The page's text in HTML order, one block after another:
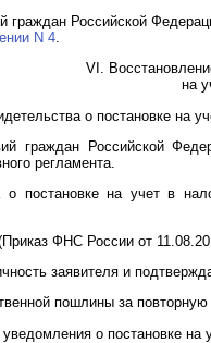
граждан Российской
N 4.
VI.
на
о постановке на
граждан Российской
регламента.
о постановке на учет в
ФНС России от
заявителя и
пошлины за
о постановке на